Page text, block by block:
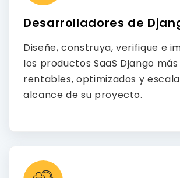
Desarrolladores de
Diseñe, construya, verifique e
los productos SaaS Django
rentables, optimizados y
alcance de su proyecto.